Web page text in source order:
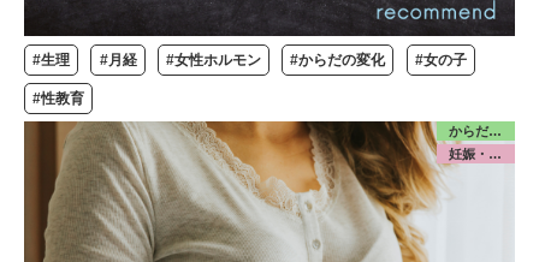
#生理 #月経 #女性ホルモン #からだの変化 #女の子
#性教育
からだ／産前産後
妊娠・出産